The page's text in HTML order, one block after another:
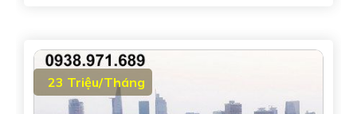
23 Triệu/Tháng